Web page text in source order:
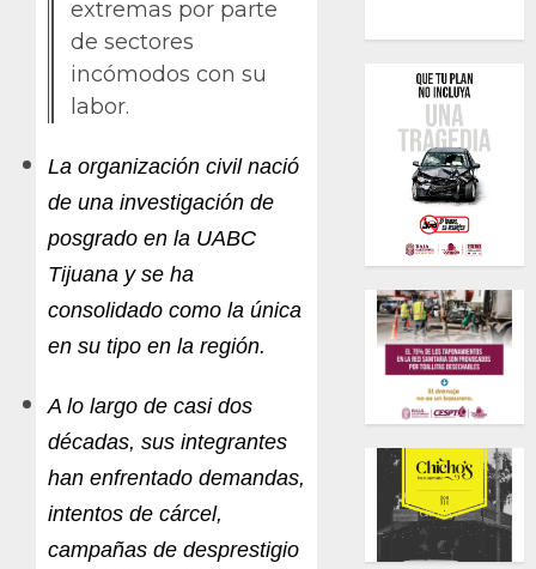
extremas por parte
de sectores
incómodos con su
labor.
La organización civil nació
de una investigación de
posgrado en la UABC
Tijuana y se ha
consolidado como la única
en su tipo en la región.
A lo largo de casi dos
décadas, sus integrantes
han enfrentado demandas,
intentos de cárcel,
campañas de desprestigio